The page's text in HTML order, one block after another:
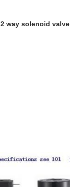
2 way solenoid valve